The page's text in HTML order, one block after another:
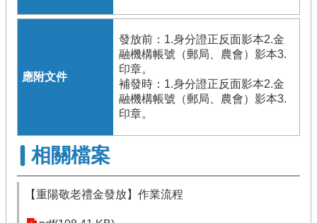
發放前：1.身分證正反面影本2.金
融機構帳號（郵局、農會）影本3.
印章。
補發時：1.身分證正反面影本2.金
融機構帳號（郵局、農會）影本3.
印章。
相關檔案
【重陽敬老禮金發放】作業流程